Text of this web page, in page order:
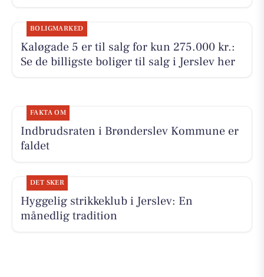
BOLIGMARKED
Kaløgade 5 er til salg for kun 275.000 kr.:
Se de billigste boliger til salg i Jerslev her
FAKTA OM
Indbrudsraten i Brønderslev Kommune er
faldet
DET SKER
Hyggelig strikkeklub i Jerslev: En
månedlig tradition